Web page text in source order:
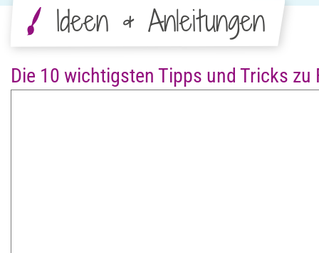
Ideen & Anleitungen
Die 10 wichtigsten Tipps und Tricks zu